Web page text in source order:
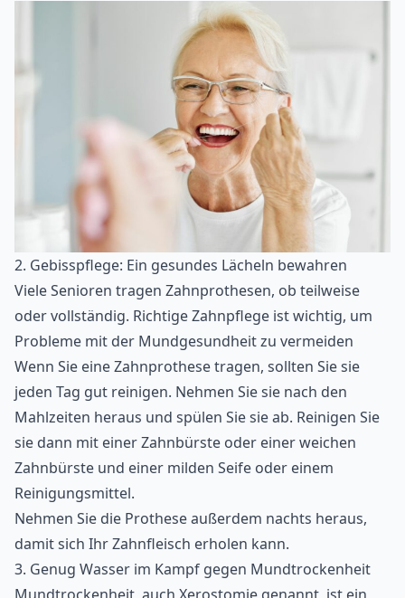
2. Gebisspflege: Ein gesundes Lächeln bewahren
Viele Senioren tragen Zahnprothesen, ob teilweise
oder vollständig. Richtige Zahnpflege ist wichtig, um
Probleme mit der Mundgesundheit zu vermeiden
Wenn Sie eine Zahnprothese tragen, sollten Sie sie
jeden Tag gut reinigen. Nehmen Sie sie nach den
Mahlzeiten heraus und spülen Sie sie ab. Reinigen Sie
sie dann mit einer Zahnbürste oder einer weichen
Zahnbürste und einer milden Seife oder einem
Reinigungsmittel.
Nehmen Sie die Prothese außerdem nachts heraus,
damit sich Ihr Zahnfleisch erholen kann.
3. Genug Wasser im Kampf gegen Mundtrockenheit